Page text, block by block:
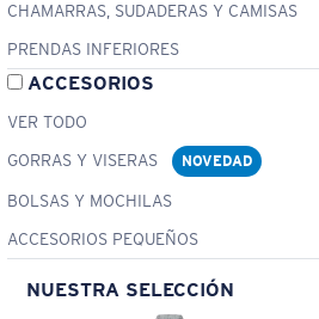
CHAMARRAS, SUDADERAS Y CAMISAS
PRENDAS INFERIORES
ACCESORIOS
VER TODO
GORRAS Y VISERAS
NOVEDAD
BOLSAS Y MOCHILAS
ACCESORIOS PEQUEÑOS
NUESTRA SELECCIÓN